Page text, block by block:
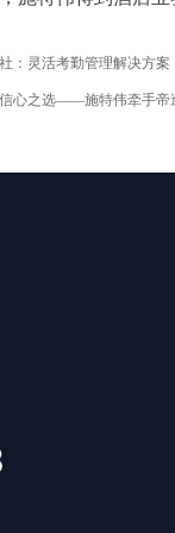
：灵活考勤管理解决方案
心之选——施特伟牵手帝